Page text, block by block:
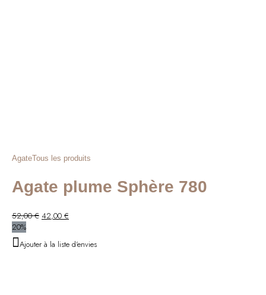
AgateTous les produits
Agate plume Sphère 780
52,00€ Le
était :
42,00 €
est :
20%
Ajouter à la liste d'envies